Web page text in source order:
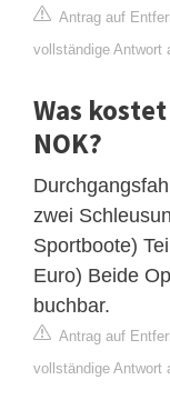
Antrag auf
vollständige Antwort
Was
NOK?
zwei
Sportboote)
Euro) Beide
buchbar.
Antrag auf
vollständige Antwort